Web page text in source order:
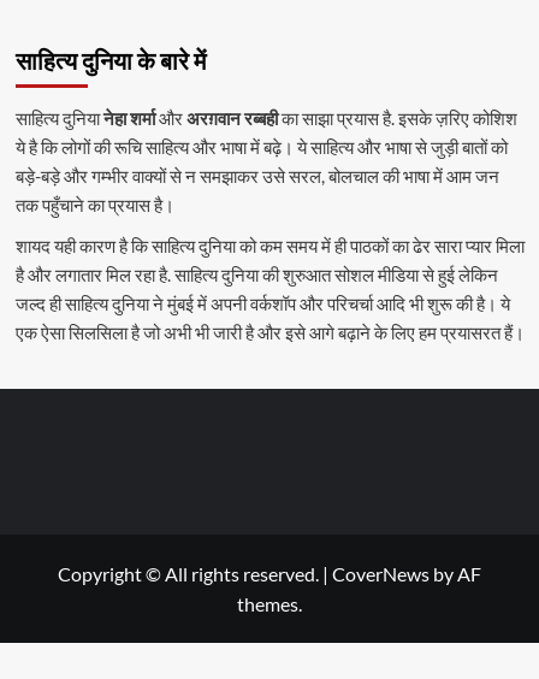
साहित्य दुनिया के बारे में
साहित्य दुनियानेहा शर्माऔरअरग़वान रब्बहीका साझा प्रयास है. इसके ज़रिए कोशिश
ये है कि लोगों की रूचि साहित्य और भाषा में बढ़े। ये साहित्य और भाषा से जुड़ी बातों को
बड़े-बड़े और गम्भीर वाक्यों से न समझाकर उसे सरल, बोलचाल की भाषा में आम जन
तक पहुँचाने का प्रयास है।
शायद यही कारण है कि साहित्य दुनिया को कम समय में ही पाठकों का ढेर सारा प्यार मिला
है और लगातार मिल रहा है. साहित्य दुनिया की शुरुआत सोशल मीडिया से हुई लेकिन
जल्द ही साहित्य दुनिया ने मुंबई में अपनी वर्कशॉप और परिचर्चा आदि भी शुरू की है। ये
एक ऐसा सिलसिला है जो अभी भी जारी है और इसे आगे बढ़ाने के लिए हम प्रयासरत हैं।
Copyright © All rights reserved. | CoverNews by AF
themes.